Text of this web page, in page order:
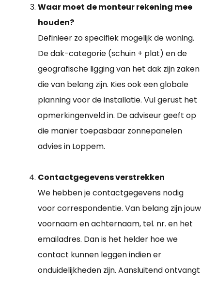
Waar moet de monteur rekening mee
houden?
Definieer zo specifiek mogelijk de woning.
De dak-categorie (schuin + plat) en de
geografische ligging van het dak zijn zaken
die van belang zijn. Kies ook een globale
planning voor de installatie. Vul gerust het
opmerkingenveld in. De adviseur geeft op
die manier toepasbaar zonnepanelen
advies in Loppem.
Contactgegevens verstrekken
We hebben je contactgegevens nodig
voor correspondentie. Van belang zijn jouw
voornaam en achternaam, tel. nr. en het
emailadres. Dan is het helder hoe we
contact kunnen leggen indien er
onduidelijkheden zijn. Aansluitend ontvangt